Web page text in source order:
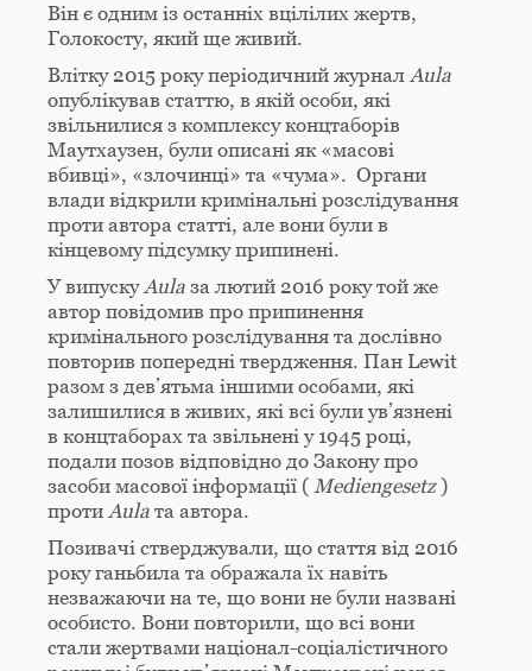
Він є одним із останніх вцілілих жертв,
Голокосту, який ще живий.
Влітку 2015 року періодичний журналAula
опублікував статтю, в якій особи, які
звільнилися з комплексу концтаборів
Маутхаузен, були описані як «масові
вбивці», «злочинці» та «чума». Органи
влади відкрили кримінальні розслідування
проти автора статті, але вони були в
кінцевому підсумку припинені.
У випускуAula за лютий 2016 року той же
автор повідомив про припинення
кримінального розслідування та дослівно
повторив попередні твердження. Пан Lewit
разом з дев’ятьма іншими особами, які
залишилися в живих, які всі були ув’язнені
в концтаборах та звільнені у 1945 році,
подали позов відповідно до Закону про
засоби масової інформації ( Mediengesetz)
протиAula та автора.
Позивачі стверджували, що стаття від 2016
року ганьбила та ображала їх навіть
незважаючи на те, що вони не були названі
особисто. Вони повторили, що всі вони
стали жертвами націонал-соціалістичного